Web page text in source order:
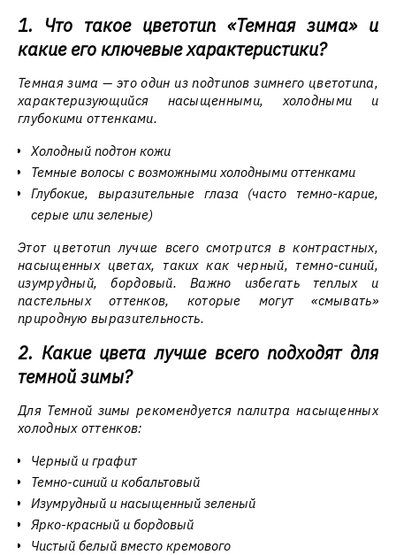
1. Что такое цветотип «Темная зима» и
какие его ключевые характеристики?
Темная зима — это один из подтипов зимнего цветотипа,
характеризующийся насыщенными, холодными и
глубокими оттенками.
Холодный подтон кожи
Темные волосы с возможными холодными оттенками
Глубокие, выразительные глаза (часто темно-карие,
серые или зеленые)
Этот цветотип лучше всего смотрится в контрастных,
насыщенных цветах, таких как черный, темно-синий,
изумрудный, бордовый. Важно избегать теплых и
пастельных оттенков, которые могут «смывать»
природную выразительность.
2. Какие цвета лучше всего подходят для
темной зимы?
Для Темной зимы рекомендуется палитра насыщенных
холодных оттенков:
Черный и графит
Темно-синий и кобальтовый
Изумрудный и насыщенный зеленый
Ярко-красный и бордовый
Чистый белый вместо кремового